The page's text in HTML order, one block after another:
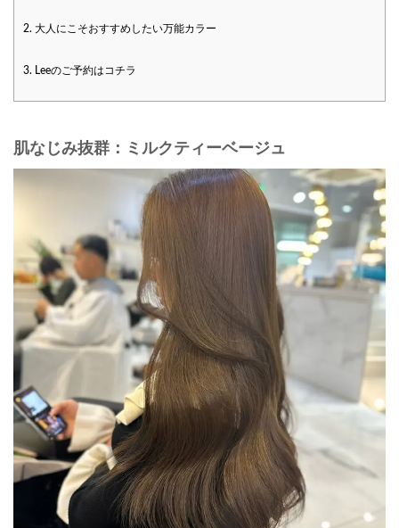
2. 大人にこそおすすめしたい万能カラー
3. Leeのご予約はコチラ
肌なじみ抜群：ミルクティーベージュ